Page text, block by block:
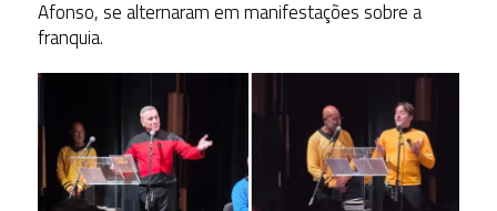
Afonso, se alternaram em manifestações sobre a
franquia.